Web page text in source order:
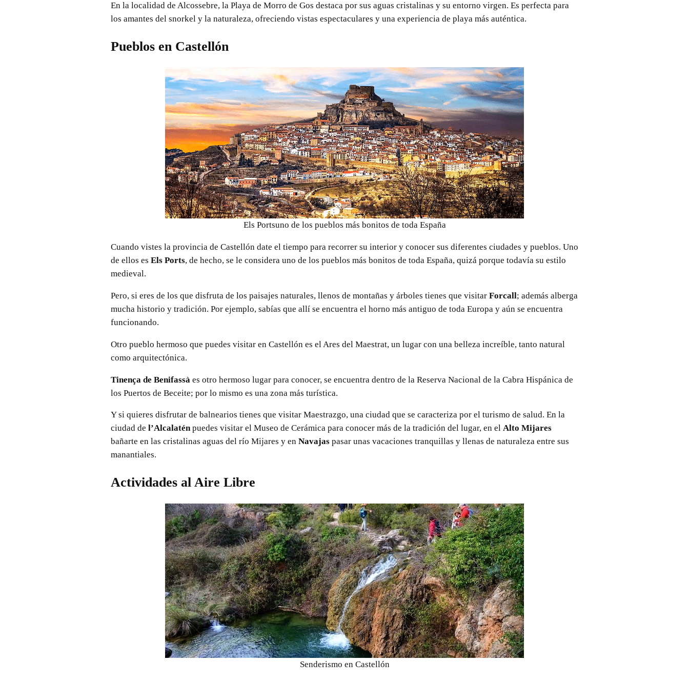
En la localidad de Alcossebre, la Playa de Morro de Gos destaca por sus aguas cristalinas y su entorno virgen. Es perfecta para
los amantes del snorkel y la naturaleza, ofreciendo vistas espectaculares y una experiencia de playa más auténtica.
Pueblos en Castellón
Els Portsuno de los pueblos más bonitos de toda España
Cuando vistes la provincia de Castellón date el tiempo para recorrer su interior y conocer sus diferentes ciudades y pueblos. Uno
de ellos es Els Ports, de hecho, se le considera uno de los pueblos más bonitos de toda España, quizá porque todavía su estilo
medieval.
Pero, si eres de los que disfruta de los paisajes naturales, llenos de montañas y árboles tienes que visitar Forcall; además alberga
mucha historio y tradición. Por ejemplo, sabías que allí se encuentra el horno más antiguo de toda Europa y aún se encuentra
funcionando.
Otro pueblo hermoso que puedes visitar en Castellón es el Ares del Maestrat, un lugar con una belleza increíble, tanto natural
como arquitectónica.
Tinença de Benifassà es otro hermoso lugar para conocer, se encuentra dentro de la Reserva Nacional de la Cabra Hispánica de
los Puertos de Beceite; por lo mismo es una zona más turística.
Y si quieres disfrutar de balnearios tienes que visitar Maestrazgo, una ciudad que se caracteriza por el turismo de salud. En la
ciudad de l’Alcalaténpuedes visitar el Museo de Cerámica para conocer más de la tradición del lugar, en el Alto Mijares
bañarte en las cristalinas aguas del río Mijares y en Navajas pasar unas vacaciones tranquillas y llenas de naturaleza entre sus
manantiales.
Actividades al Aire Libre
Senderismo en Castellón